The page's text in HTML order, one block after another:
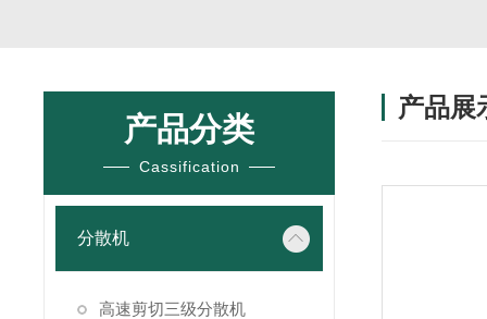
产品分类
Cassification
分散机
高速剪切三级分散机
产品展